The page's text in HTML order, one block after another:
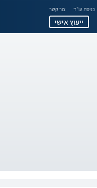
כניסת עו"ד צור קשר
ייעוץ אישי